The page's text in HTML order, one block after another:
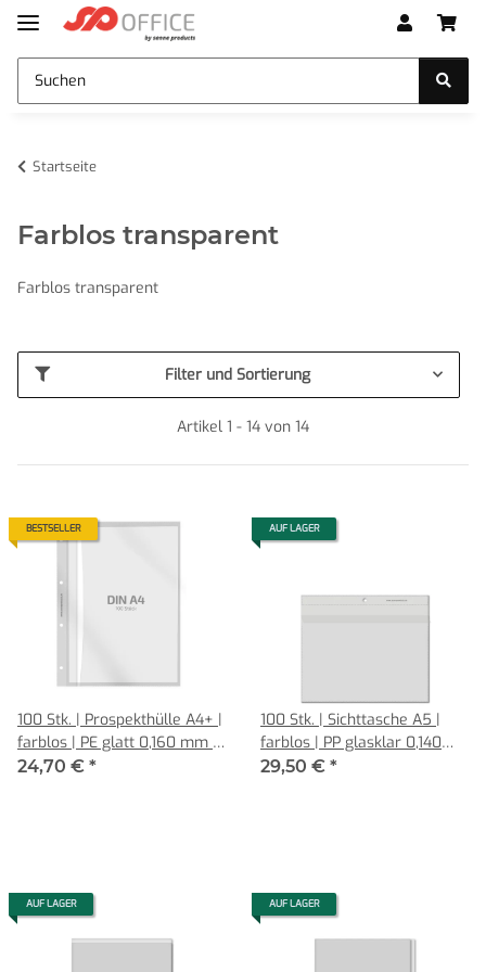
Startseite
Farblos transparent
Farblos transparent
Filter und Sortierung
Artikel 1 - 14 von 14
BESTSELLER
100 Stk. | Prospekthülle A4+ |
farblos | PE glatt 0,160 mm |
REIF Hamburg
24,70 € *
AUF LAGER
100 Stk. | Sichttasche A5 |
farblos | PP glasklar 0,140
mm | Querformat mit Klappe
29,50 € *
AUF LAGER AUF LAGER